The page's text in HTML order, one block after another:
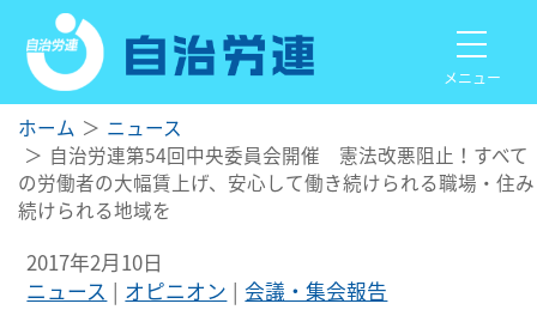
メニュー
ホーム
ニュース
自治労連第54回中央委員会開催 憲法改悪阻止！すべて
の労働者の大幅賃上げ、安心して働き続けられる職場・住み
続けられる地域を
2017年2月10日
ニュース
オピニオン 会議・集会報告